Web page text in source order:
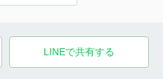
LINEで共有する